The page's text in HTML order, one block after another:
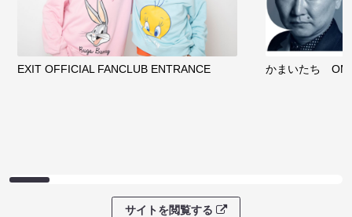
EXIT OFFICIAL FANCLUB ENTRANCE かまいたち
サイトを閲覧する